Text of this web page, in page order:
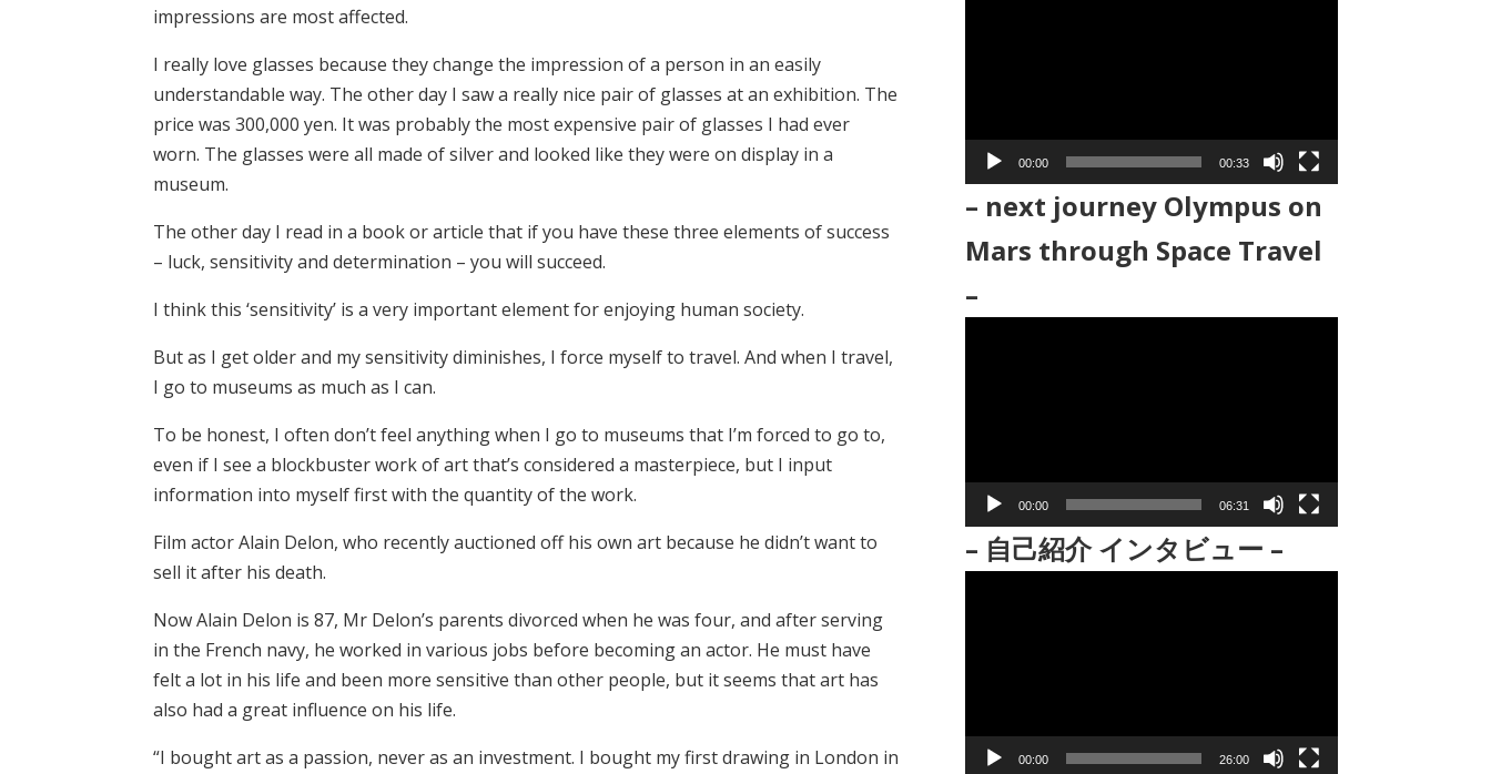
impressions are most affected.
I really love glasses because they change the impression of a person in an easily
understandable way. The other day I saw a really nice pair of glasses at an exhibition. The
price was 300,000 yen. It was probably the most expensive pair of glasses I had ever
worn. The glasses were all made of silver and looked like they were on display in a
museum.
The other day I read in a book or article that if you have these three elements of success
– luck, sensitivity and determination – you will succeed.
I think this ‘sensitivity’ is a very important element for enjoying human society.
But as I get older and my sensitivity diminishes, I force myself to travel. And when I travel,
I go to museums as much as I can.
To be honest, I often don’t feel anything when I go to museums that I’m forced to go to,
even if I see a blockbuster work of art that’s considered a masterpiece, but I input
information into myself first with the quantity of the work.
Film actor Alain Delon, who recently auctioned off his own art because he didn’t want to
sell it after his death.
Now Alain Delon is 87, Mr Delon’s parents divorced when he was four, and after serving
in the French navy, he worked in various jobs before becoming an actor. He must have
felt a lot in his life and been more sensitive than other people, but it seems that art has
also had a great influence on his life.
“I bought art as a passion, never as an investment. I bought my first drawing in London in
ヤ
00:00 00:33
– next journey Olympus on
Mars through Space Travel
–
ヤ
00:00 06:31
– 自己紹介 インタビュー –
ヤ
00:00 26:00